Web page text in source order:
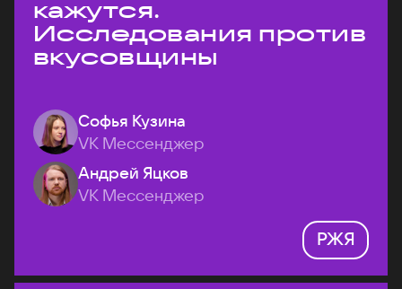
кажутся.
Исследования против
вкусовщины
Софья Кузина
VK Мессенджер
Андрей Яцков
VK Мессенджер
РЖЯ